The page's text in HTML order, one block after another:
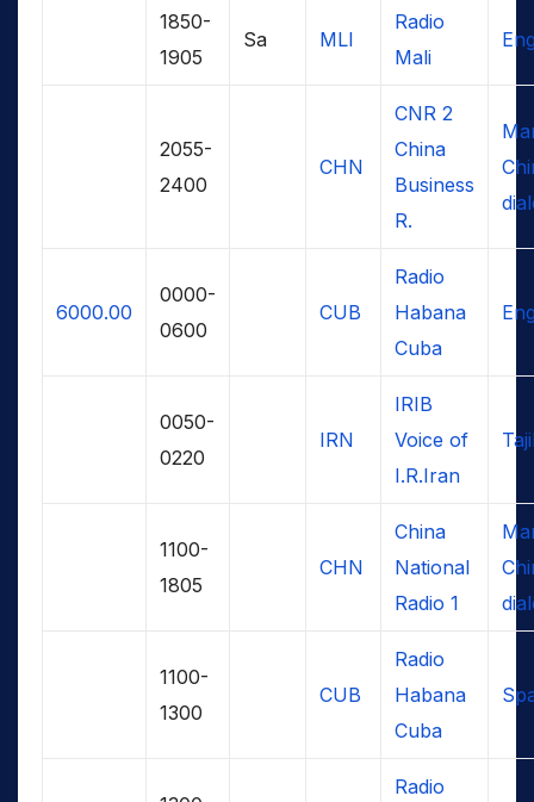
1850-
1905
Sa MLI
Radio
Mali
2055-
2400
CHN
CNR 2
China
Business
R.
6000.00
0000-
0600
CUB
Radio
Habana
Cuba
0050-
0220
IRN
IRIB
Voice of
I.R.Iran
1100-
1805
CHN
China
National
Radio 1
1100-
1300
CUB
Radio
Habana
Cuba
Radio